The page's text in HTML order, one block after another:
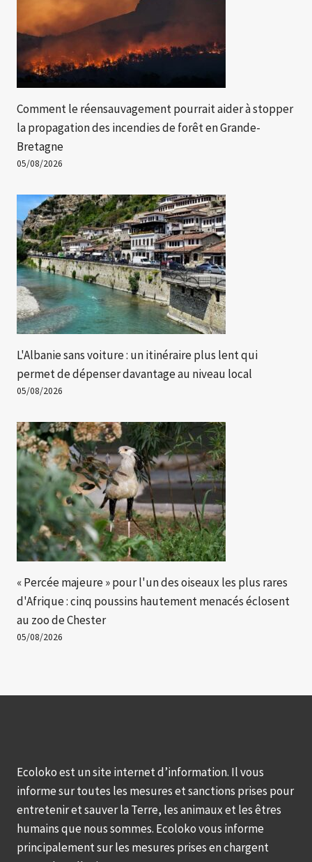
Comment le réensauvagement pourrait aider à stopper
la propagation des incendies de forêt en Grande-
Bretagne
05/08/2026
L'Albanie sans voiture : un itinéraire plus lent qui
permet de dépenser davantage au niveau local
05/08/2026
« Percée majeure » ​​pour l'un des oiseaux les plus rares
d'Afrique : cinq poussins hautement menacés éclosent
au zoo de Chester
05/08/2026
Ecoloko est un site internet d’information. Il vous
informe sur toutes les mesures et sanctions prises pour
entretenir et sauver la Terre, les animaux et les êtres
humains que nous sommes. Ecoloko vous informe
principalement sur les mesures prises en chargent